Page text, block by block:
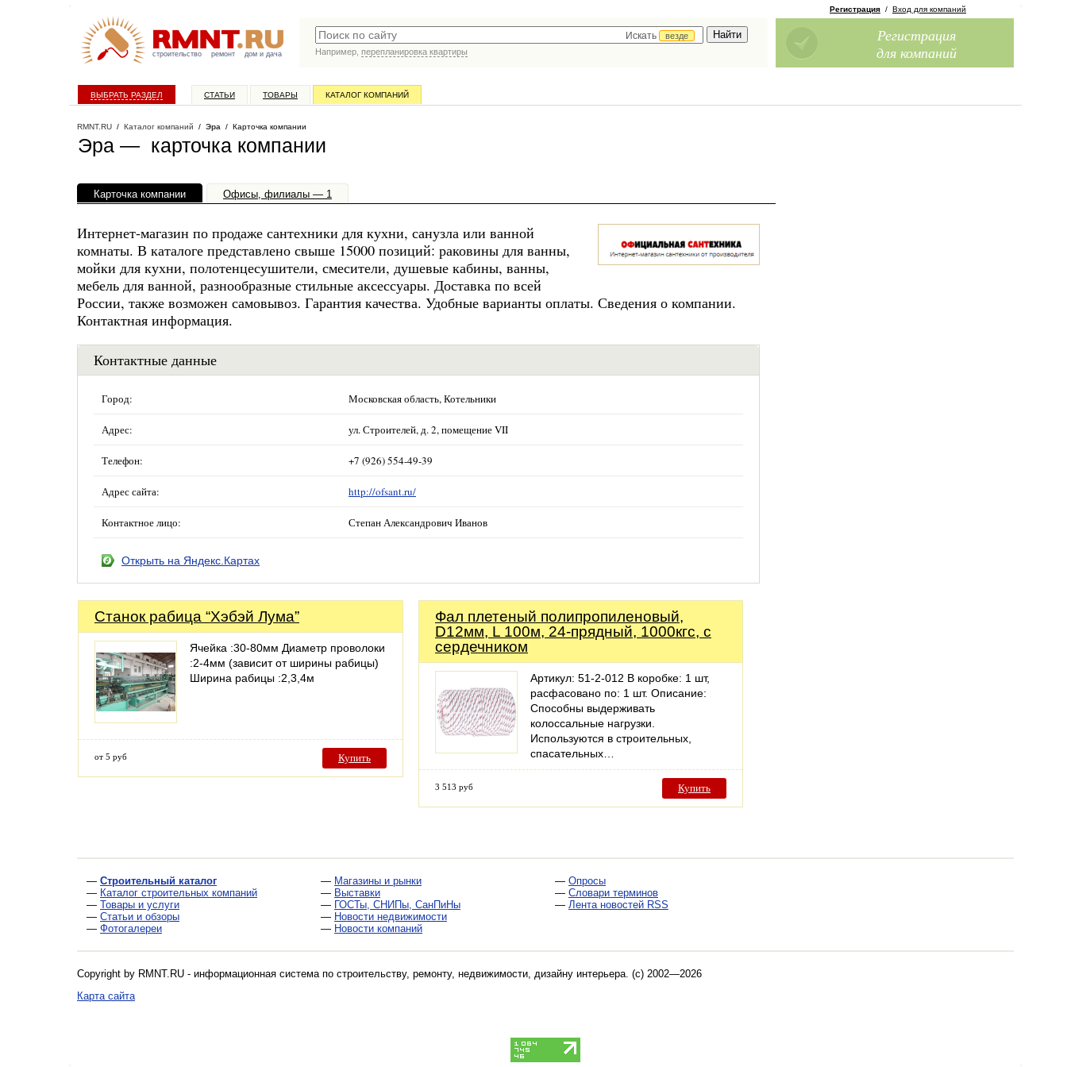
строительство ремонт дом и дача
Искать
везде
Например, перепланировка квартиры
Регистрация / Вход для компаний
Регистрация
для компаний
ВЫБРАТЬ РАЗДЕЛ СТАТЬИ ТОВАРЫ КАТАЛОГ КОМПАНИЙ
RMNT.RU / Каталог компаний / Эра / Карточка компании
Эра — карточка компании
Карточка компании Офисы, филиалы — 1
Интернет-магазин по продаже сантехники для кухни, санузла или ванной
комнаты. В каталоге представлено свыше 15000 позиций: раковины для ванны,
мойки для кухни, полотенцесушители, смесители, душевые кабины, ванны,
мебель для ванной, разнообразные стильные аксессуары. Доставка по всей
России, также возможен самовывоз. Гарантия качества. Удобные варианты оплаты. Сведения о компании.
Контактная информация.
Контактные данные
Город: Московская область, Котельники
Адрес: ул. Строителей, д. 2, помещение VII
Телефон: +7 (926) 554-49-39
Адрес сайта: http://ofsant.ru/
Контактное лицо: Степан Александрович Иванов
Открыть на Яндекс.Картах
Станок рабица “Хэбэй Лума”
Ячейка :30-80мм Диаметр проволоки
:2-4мм (зависит от ширины рабицы)
Ширина рабицы :2,3,4м
от 5 руб Купить
Фал плетеный полипропиленовый,
D12мм, L 100м, 24-прядный, 1000кгс, с
сердечником
Артикул: 51-2-012 В коробке: 1 шт,
расфасовано по: 1 шт. Описание:
Способны выдерживать
колоссальные нагрузки.
Используются в строительных,
спасательных…
3 513 руб Купить
— Строительный каталог
— Каталог строительных компаний
— Товары и услуги
— Статьи и обзоры
— Фотогалереи
— Магазины и рынки
— Выставки
— ГОСТы, СНИПы, СанПиНы
— Новости недвижимости
— Новости компаний
— Опросы
— Словари терминов
— Лента новостей RSS
Copyright by RMNT.RU - информационная система по строительству, ремонту, недвижимости, дизайну интерьера. (c) 2002—2026
Карта сайта